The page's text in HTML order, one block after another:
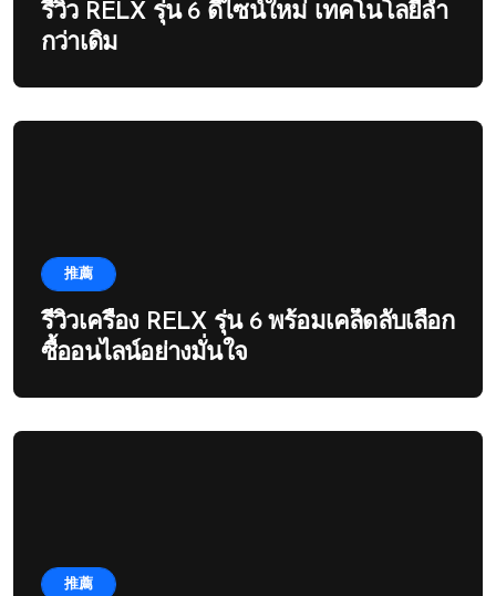
รีวิว RELX รุ่น 6 ดีไซน์ใหม่ เทคโนโลยีล้ำ
กว่าเดิม
推薦
รีวิวเครื่อง RELX รุ่น 6 พร้อมเคล็ดลับเลือก
ซื้ออนไลน์อย่างมั่นใจ
推薦